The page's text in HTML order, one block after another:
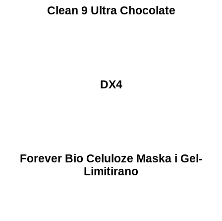
Clean 9 Ultra Chocolate
DX4
Forever Bio Celuloze Maska i Gel-
Limitirano